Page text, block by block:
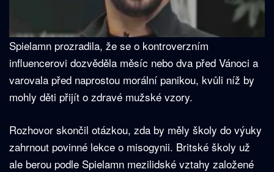
Spielamn prozradila, že se o kontroverzním
influencerovi dozvěděla měsíc nebo dva před Vánoci a
varovala před naprostou morální panikou, kvůli níž by
mohly děti přijít o zdravé mužské vzory.
Rozhovor skončil otázkou, zda by měly školy do výuky
zahrnout povinné lekce o misogynii. Britské školy už
ale berou podle Spielamn mezilidské vztahy založené